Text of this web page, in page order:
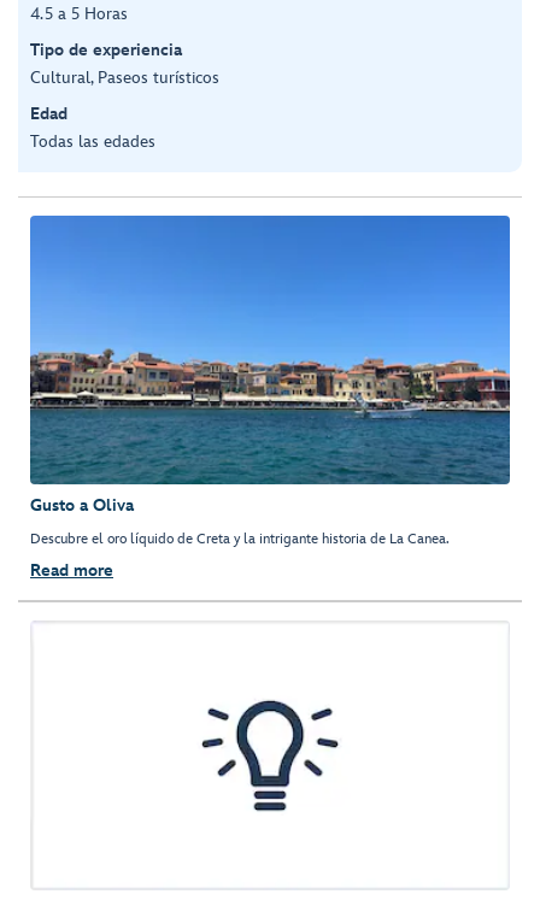
4.5 a 5 Horas
Tipo de experiencia
Cultural, Paseos turísticos
Edad
Todas las edades
Gusto a Oliva
Descubre el oro líquido de Creta y la intrigante historia de La Canea.
Read more